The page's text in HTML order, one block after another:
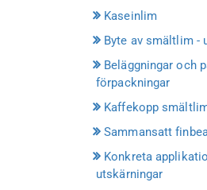
Kaseinlim
Byte av smältlim -
Beläggningar och
förpackningar
Kaffekopp
Sammansatt
Konkreta
utskärningar